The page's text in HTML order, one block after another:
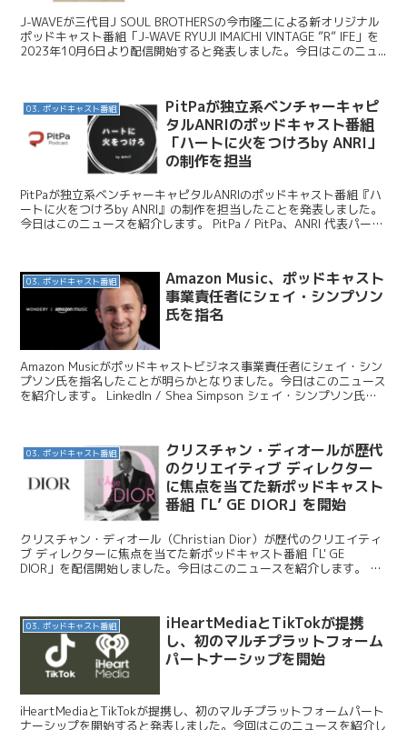
J-WAVEが三代目J SOUL BROTHERSの今市隆二による新オリジナル
ポッドキャスト番組「J-WAVE RYUJI IMAICHI VINTAGE ”R” IFE」を
2023年10月6日より配信開始すると発表しました。今日はこのニュ...
03. ポッドキャスト番組
PitPaが独立系ベンチャーキャピ
タルANRIのポッドキャスト番組
「ハートに火をつけろby ANRI」
の制作を担当
PitPaが独立系ベンチャーキャピタルANRIのポッドキャスト番組『ハ
ートに火をつけろby ANRI』の制作を担当したことを発表しました。
今日はこのニュースを紹介します。 PitPa / PitPa、ANRI 代表パート
03. ポッドキャスト番組
Amazon Music、ポッドキャスト
事業責任者にシェイ・シンプソン
氏を指名
Amazon Musicがポッドキャストビジネス事業責任者にシェイ・シン
プソン氏を指名したことが明らかとなりました。今日はこのニュース
を紹介します。 LinkedIn / Shea Simpson シェイ・シンプソン氏
03. ポッドキャスト番組
クリスチャン・ディオールが歴代
のクリエイティブ ディレクター
に焦点を当てた新ポッドキャスト
番組「L’ GE DIOR」を開始
クリスチャン・ディオール（Christian Dior）が歴代のクリエイティ
ブ ディレクターに焦点を当てた新ポッドキャスト番組「L' GE
DIOR」を配信開始しました。今日はこのニュースを紹介します。 ク
03. ポッドキャスト番組
iHeartMediaとTikTokが提携
し、初のマルチプラットフォーム
パートナーシップを開始
iHeartMediaとTikTokが提携し、初のマルチプラットフォームパート
ナーシップを開始すると発表しました。今回はこのニュースを紹介し